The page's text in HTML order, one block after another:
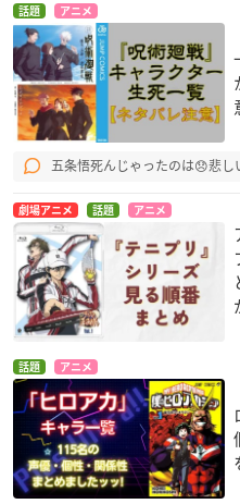
話題 アニメ
五条悟死んじゃったのは😞悲
劇場アニメ 話題 アニメ
話題 アニメ